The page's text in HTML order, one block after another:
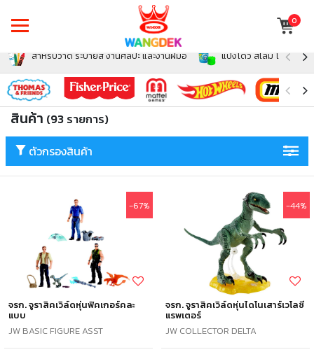
0
สำหรับวาด ระบายสี งานศิลปะ และงานฝีมือ แป้งโดว์ สไลม์ โฟม สำห
สินค้า (93 รายการ)
ตัวกรองสินค้า
-67%
จรก. จูราสิคเวิล์ดหุ่นฟิคเกอร์คละ
แบบ
JW BASIC FIGURE ASST
-44%
จรก. จูราสิคเวิล์ดหุ่นไดโนเสาร์เวโลซี
แรพเตอร์
JW COLLECTOR DELTA